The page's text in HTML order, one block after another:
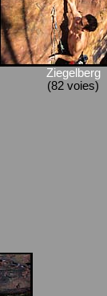
Ziegelberg
(82 voies)